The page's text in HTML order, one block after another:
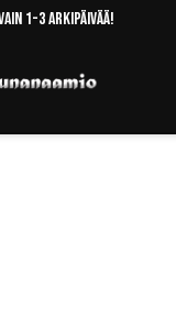
1-3 arkipäivää!